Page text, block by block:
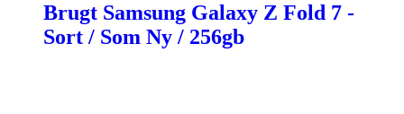
Brugt Samsung Galaxy Z Fold 7 -
Sort / Som Ny / 256gb